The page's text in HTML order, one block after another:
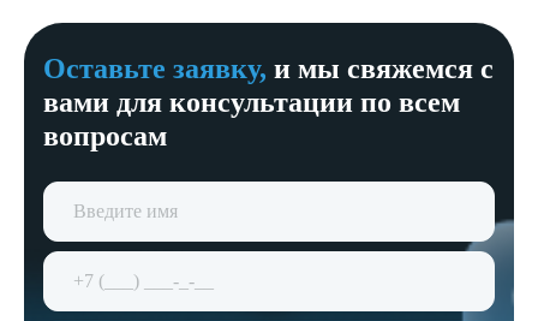
Оставьте заявку, и мы свяжемся с
вами для консультации по всем
вопросам